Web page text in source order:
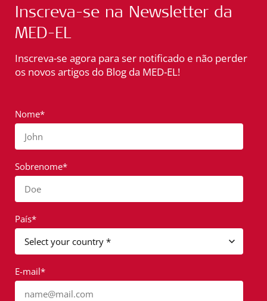
Inscreva-se na Newsletter da
MED-EL
Inscreva-se agora para ser notificado e não perder
os novos artigos do Blog da MED-EL!
Nome*
John
Sobrenome*
Doe
País*
E-mail*
name@mail.com